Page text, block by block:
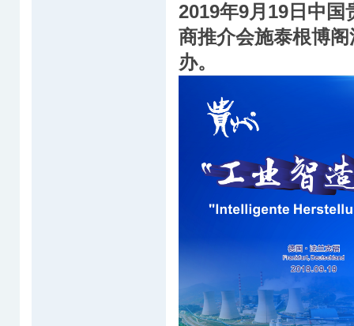
2019年9月19日中国
商推介会施泰根博
办。